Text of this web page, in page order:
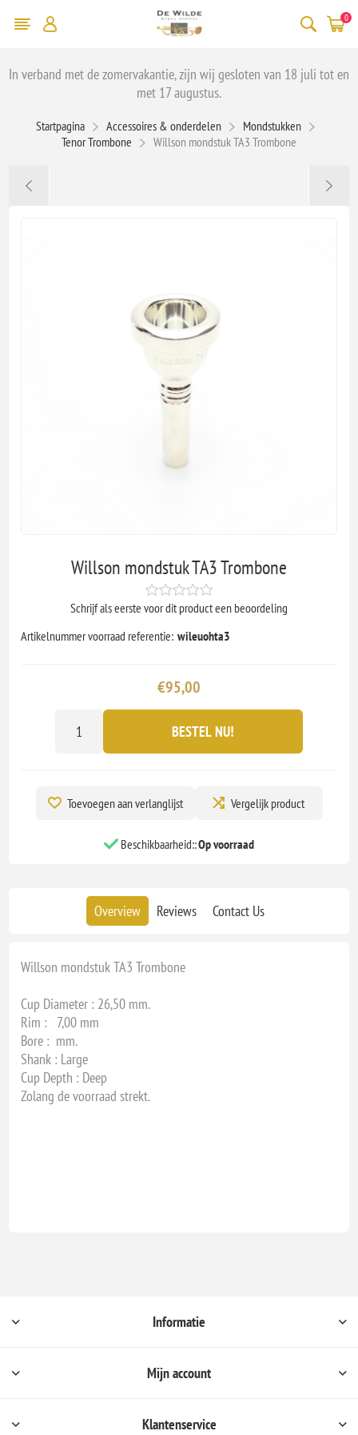
0
In verband met de zomervakantie, zijn wij gesloten van 18 juli tot en
met 17 augustus.
Startpagina Accessoires & onderdelen
Mondstukken
Tenor Trombone
Willson mondstuk TA3 Trombone
Willson mondstuk TA3 Trombone
Schrijf als eerste voor dit product een beoordeling
Artikelnummer voorraad referentie: wileuohta3
€95,00
BESTEL NU!
Toevoegen aan verlanglijst Vergelijk product
Beschikbaarheid::Op voorraad
Overview Reviews Contact Us
Willson mondstuk TA3 Trombone
Cup Diameter : 26,50 mm.
Rim : 7,00 mm
Bore : mm.
Shank : Large
Cup Depth : Deep
Zolang de voorraad strekt.
Informatie
Mijn account
Klantenservice